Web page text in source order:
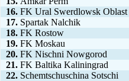
16. FK Ural Swerdlowsk Oblast
17. Spartak Nalchik
18. FK Rostow
19. FK Moskau
20. FK Nischni Nowgorod
21. FK Baltika Kaliningrad
22. Schemtschuschina Sotschi